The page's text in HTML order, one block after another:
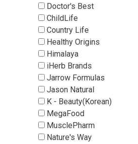
Doctor's Best
ChildLife
Country Life
Healthy Origins
Himalaya
iHerb Brands
Jarrow Formulas
Jason Natural
K - Beauty(Korean)
MegaFood
MusclePharm
Nature's Way